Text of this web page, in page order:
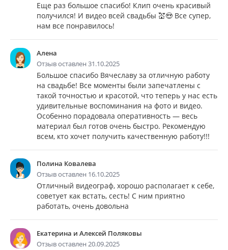
Еще раз большое спасибо! Клип очень красивый
получился! И видео всей свадьбы 💒😍 Все супер,
нам все понравилось!
Алена
Отзыв оставлен 31.10.2025
Большое спасибо Вячеславу за отличную работу
на свадьбе! Все моменты были запечатлены с
такой точностью и красотой, что теперь у нас есть
удивительные воспоминания на фото и видео.
Особенно порадовала оперативность — весь
материал был готов очень быстро. Рекомендую
всем, кто хочет получить качественную работу!!!
Полина Ковалева
Отзыв оставлен 16.10.2025
Отличный видеограф, хорошо располагает к себе,
советует как встать, сесть! С ним приятно
работать, очень довольна
Екатерина и Алексей Поляковы
Отзыв оставлен 20.09.2025